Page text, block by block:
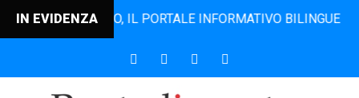
IN EVIDENZAIL PORTALE INFORMATIVO BILINGUE CHE